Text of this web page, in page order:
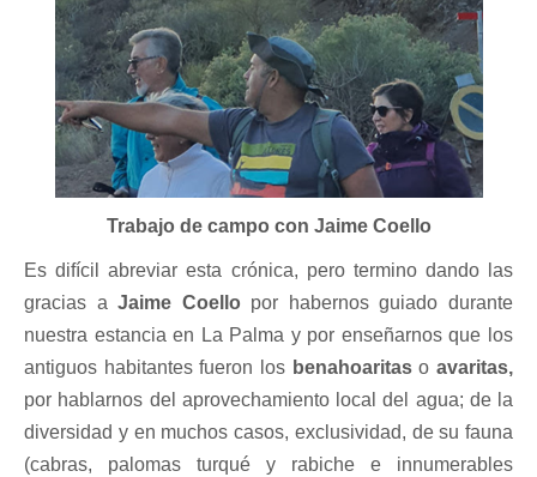
Trabajo de campo con Jaime Coello
Es difícil abreviar esta crónica, pero termino dando las
gracias aJaime Coello por habernos guiado durante
nuestra estancia en La Palma y por enseñarnos que los
antiguos habitantes fueron los benahoaritasoavaritas,
por hablarnos del aprovechamiento local del agua; de la
diversidad y en muchos casos, exclusividad, de su fauna
(cabras, palomas turqué y rabiche e innumerables